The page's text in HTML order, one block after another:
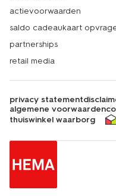
actievoorwaarden
saldo cadeaukaart
partnerships
retail media
privacy statement
algemene voorwaarden
thuiswinkel waarborg